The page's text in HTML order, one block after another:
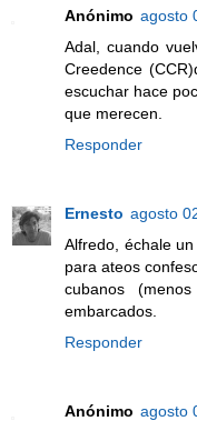
Anónimo agosto
Adal, cuando
Creedence
escuchar hace
que merecen.
Responder
Ernesto agosto
Alfredo, échale
para ateos
cubanos
embarcados.
Responder
Anónimo agosto